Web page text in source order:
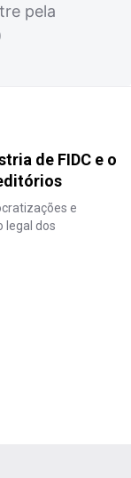
pela
de FIDC e o
e
legal dos